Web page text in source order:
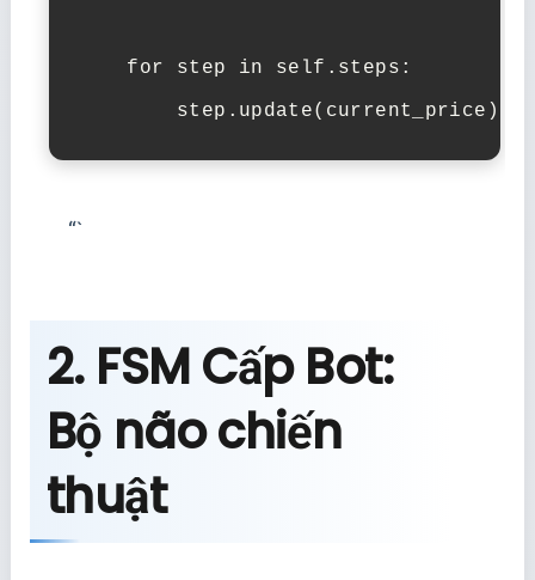
    for step in self.steps:
“`
2. FSM Cấp Bot:
Bộ não chiến
thuật